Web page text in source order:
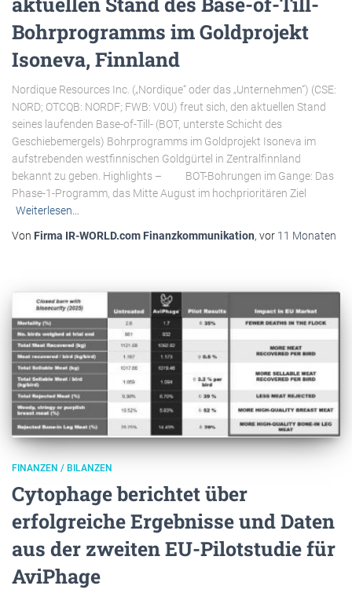
Bohrprogramms im Goldprojekt
Isoneva, Finnland
Nordique Resources Inc. („Nordique“ oder das „Unternehmen“) (CSE:
NORD; OTCQB: NORDF; FWB: V0U) freut sich, den aktuellen Stand
seines laufenden Base-of-Till- (BOT, unterste Schicht des
Geschiebemergels) Bohrprogramms im Goldprojekt Isoneva im
aufstrebenden westfinnischen Goldgürtel in Zentralfinnland
bekannt zu geben. Highlights – BOT-Bohrungen im Gange: Das
Phase-1-Programm, das Mitte August im hochprioritären Ziel
Weiterlesen…
Von Firma IR-WORLD.com Finanzkommunikation, vor 11 Monaten
FINANZEN / BILANZEN
Cytophage berichtet über
erfolgreiche Ergebnisse und Daten
aus der zweiten EU-Pilotstudie für
AviPhage